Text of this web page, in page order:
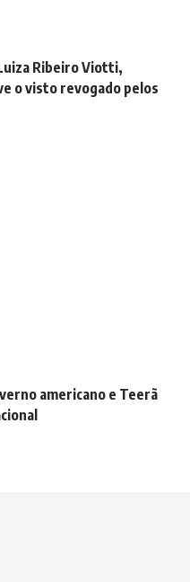
Ribeiro Viotti,
o visto revogado pelos
americano e Teerã